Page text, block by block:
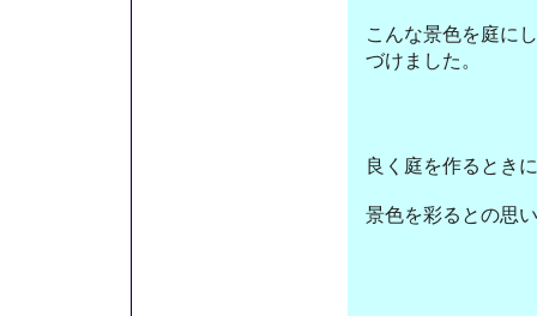
こんな景色を庭に
づけました。
良く庭を作るとき
景色を彩るとの思